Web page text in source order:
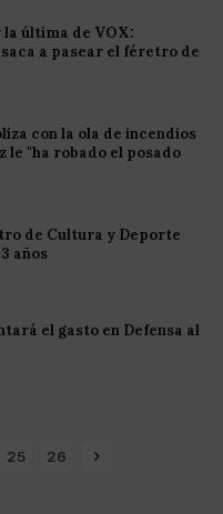
última de VOX:
a pasear el féretro de
con la ola de incendios
le "ha robado el posado
de Cultura y Deporte
años
el gasto en Defensa al
25 26